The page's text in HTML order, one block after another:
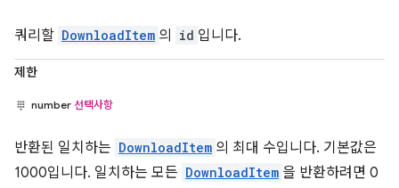
쿼리할 DownloadItem 의 id 입니다.
제한
number 선택사항
반환된 일치하는 DownloadItem 의 최대 수입니다. 기본값은
1000입니다. 일치하는 모든 DownloadItem 을 반환하려면 0